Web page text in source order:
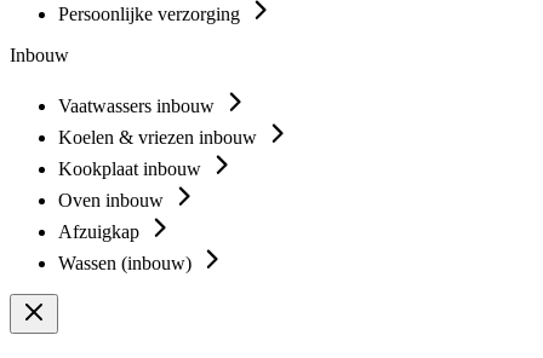
Persoonlijke verzorging
Inbouw
Vaatwassers inbouw
Koelen & vriezen inbouw
Kookplaat inbouw
Oven inbouw
Afzuigkap
Wassen (inbouw)